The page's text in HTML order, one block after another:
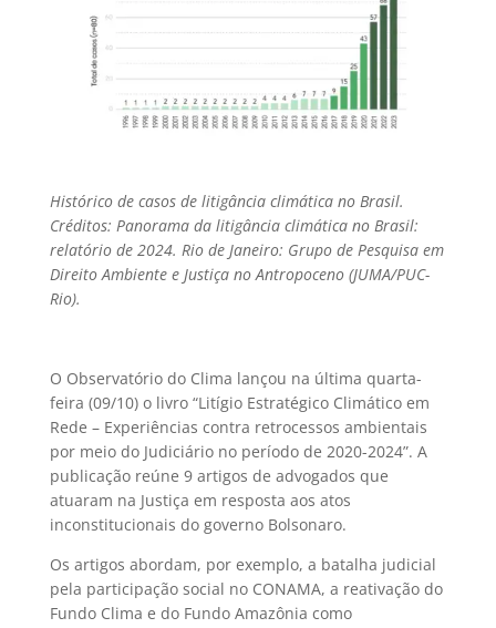
Histórico de casos de litigância climática no Brasil.
Créditos: Panorama da litigância climática no Brasil:
relatório de 2024. Rio de Janeiro: Grupo de Pesquisa em
Direito Ambiente e Justiça no Antropoceno (JUMA/PUC-
Rio).
O Observatório do Clima lançou na última quarta-
feira (09/10) o livro “Litígio Estratégico Climático em
Rede – Experiências contra retrocessos ambientais
por meio do Judiciário no período de 2020-2024”. A
publicação reúne 9 artigos de advogados que
atuaram na Justiça em resposta aos atos
inconstitucionais do governo Bolsonaro.
Os artigos abordam, por exemplo, a batalha judicial
pela participação social no CONAMA, a reativação do
Fundo Clima e do Fundo Amazônia como